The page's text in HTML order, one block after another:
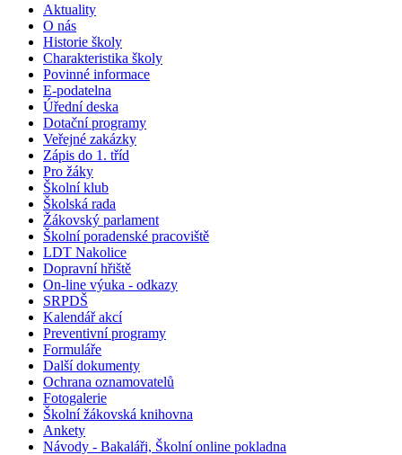
Aktuality
O nás
Historie školy
Charakteristika školy
Povinné informace
E-podatelna
Úřední deska
Dotační programy
Veřejné zakázky
Zápis do 1. tříd
Pro žáky
Školní klub
Školská rada
Žákovský parlament
Školní poradenské pracoviště
LDT Nakolice
Dopravní hřiště
On-line výuka - odkazy
SRPDŠ
Kalendář akcí
Preventivní programy
Formuláře
Další dokumenty
Ochrana oznamovatelů
Fotogalerie
Školní žákovská knihovna
Ankety
Návody - Bakaláři, Školní online pokladna